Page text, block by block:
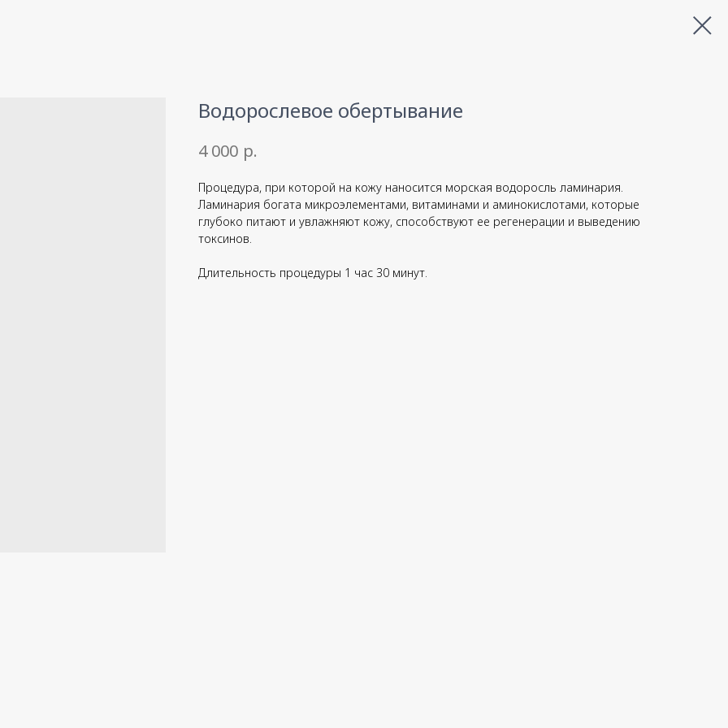
Водорослевое обертывание
4 000 р.
Процедура, при которой на кожу наносится морская водоросль ламинария.
Ламинария богата микроэлементами, витаминами и аминокислотами, которые
глубоко питают и увлажняют кожу, способствуют ее регенерации и выведению
токсинов.
Длительность процедуры 1 час 30 минут.